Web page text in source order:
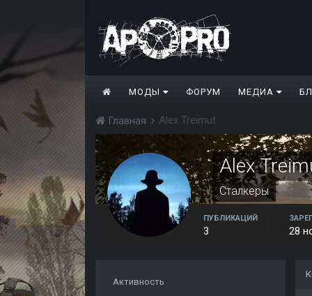
МОДЫ ФОРУМ МЕДИА
Главная Alex Treimut
Alex
Сталкеры
ПУБЛИКАЦИЙ
3 28
Активность